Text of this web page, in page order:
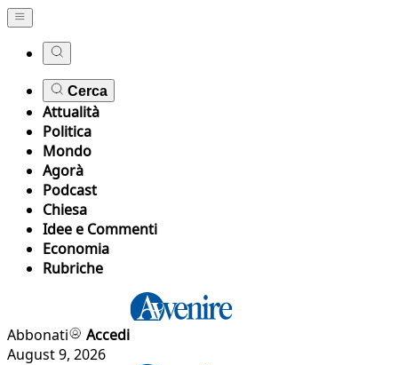
Cerca
Attualità
Politica
Mondo
Agorà
Podcast
Chiesa
Idee e Commenti
Economia
Rubriche
Abbonati
Accedi
August 9, 2026